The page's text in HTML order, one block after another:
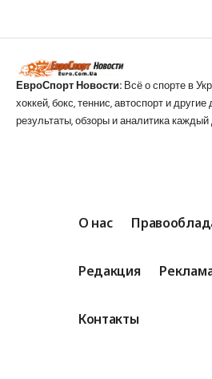
ЕвроСпорт Новости: Всё о спорте в
хоккей, бокс, теннис, автоспорт и
результаты, обзоры и аналитика каждый
О нас
Редакция
Контакты